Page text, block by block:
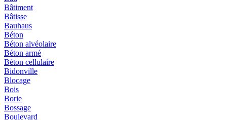
Bâtiment
Bâtisse
Bauhaus
Béton
Béton alvéolaire
Béton armé
Béton cellulaire
Bidonville
Blocage
Bois
Borie
Bossage
Boulevard